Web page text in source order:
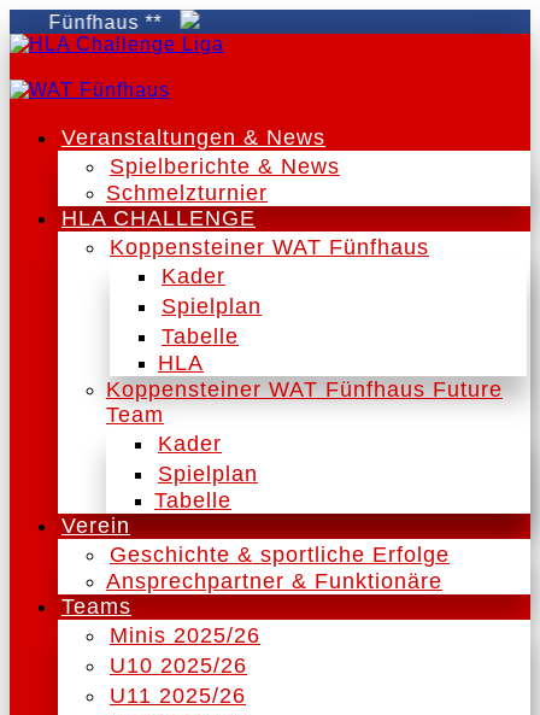
**
Veranstaltungen & News
Spielberichte & News
Schmelzturnier
HLA CHALLENGE
Koppensteiner WAT Fünfhaus
Kader
Spielplan
Tabelle
HLA
Koppensteiner WAT Fünfhaus Future
Team
Kader
Spielplan
Tabelle
Verein
Geschichte & sportliche Erfolge
Ansprechpartner & Funktionäre
Teams
Minis 2025/26
U10 2025/26
U11 2025/26